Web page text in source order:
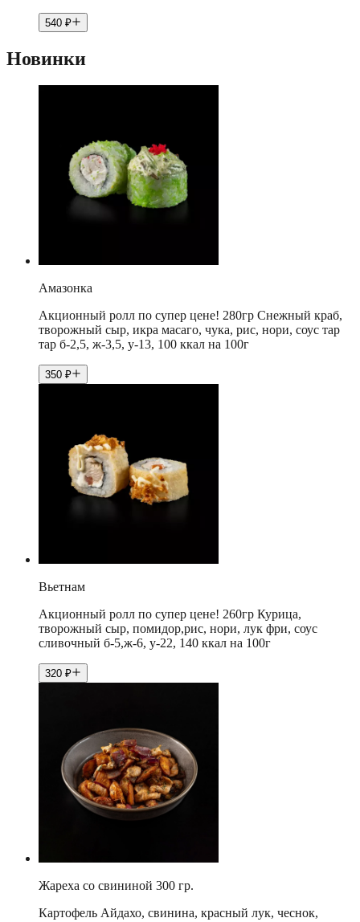
540 ₽
Новинки
Амазонка
Акционный ролл по супер цене! 280гр Снежный краб,
творожный сыр, икра масаго, чука, рис, нори, соус тар
тар б-2,5, ж-3,5, у-13, 100 ккал на 100г
350 ₽
Вьетнам
Акционный ролл по супер цене! 260гр Курица,
творожный сыр, помидор,рис, нори, лук фри, соус
сливочный б-5,ж-6, у-22, 140 ккал на 100г
320 ₽
Жареха со свининой 300 гр.
Картофель Айдахо, свинина, красный лук, чеснок,